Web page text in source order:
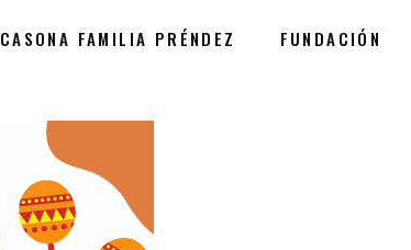
CASONA FAMILIA PRÉNDEZ FUNDACIÓN